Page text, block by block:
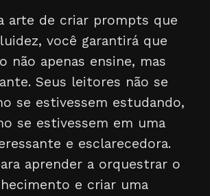
arte de criar prompts que
você garantirá que
não apenas ensine, mas
Seus leitores não se
se estivessem estudando,
se estivessem em uma
e esclarecedora.
aprender a orquestrar o
e criar uma